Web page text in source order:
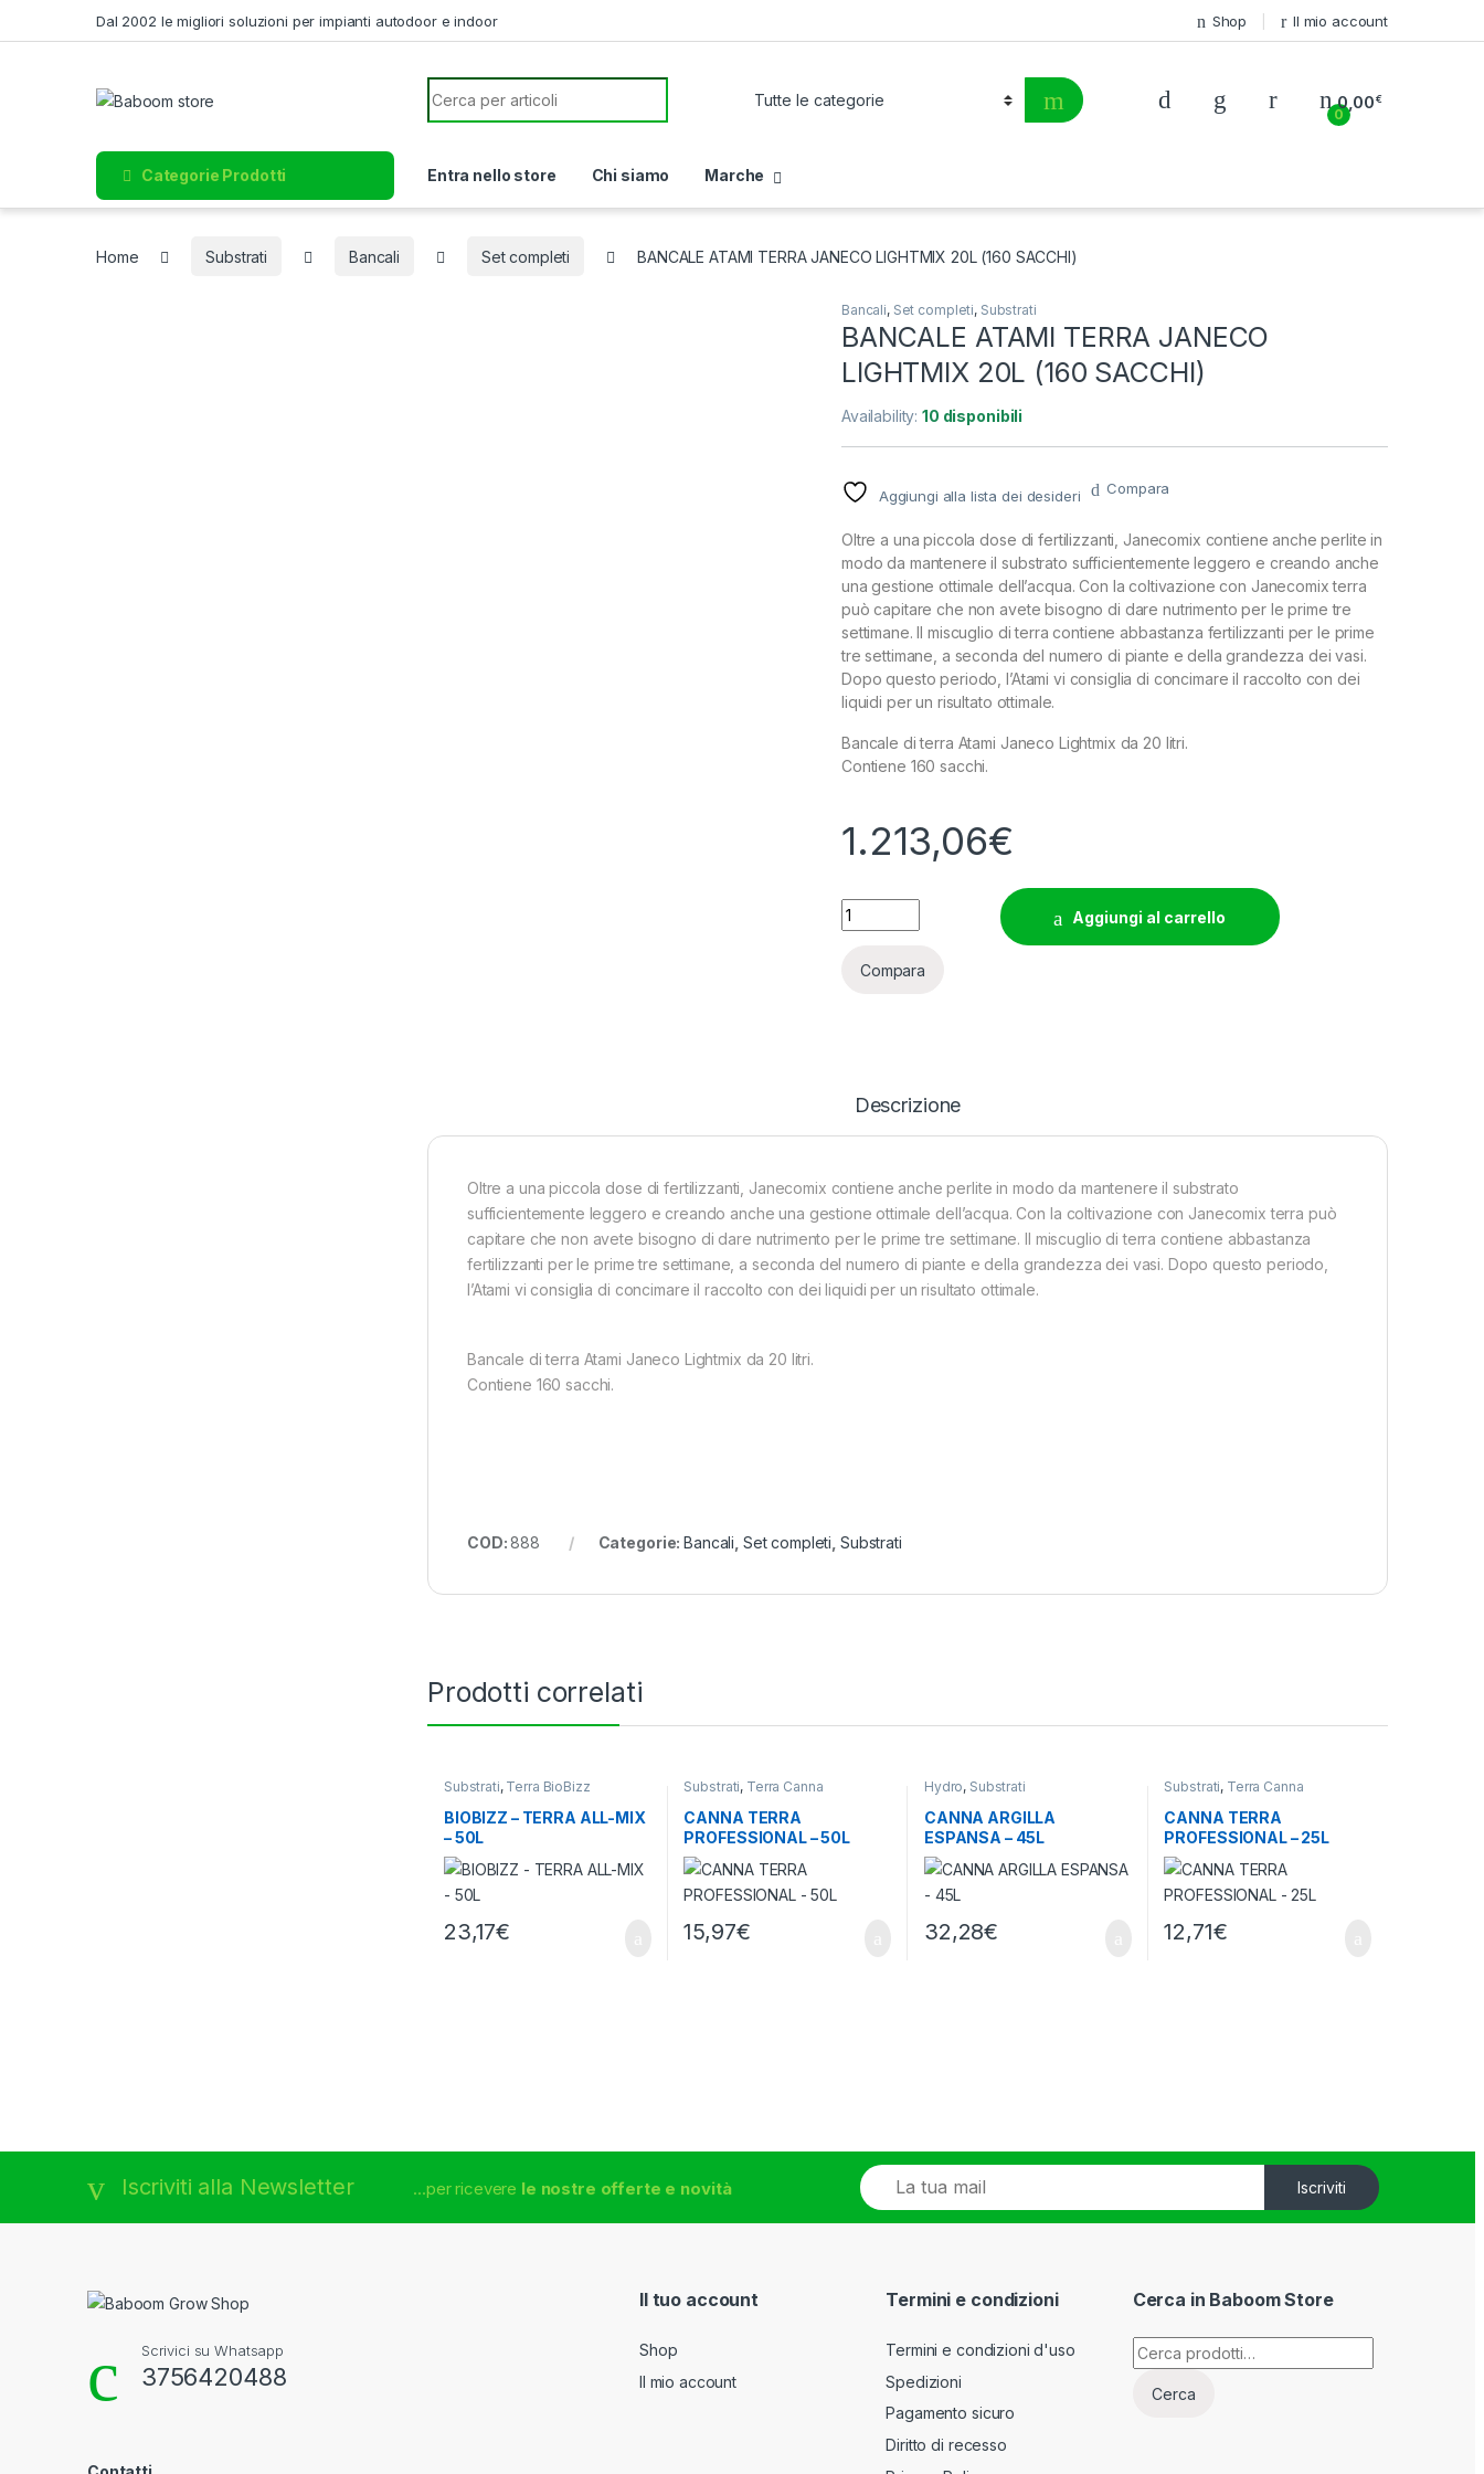
Dal 2002 le migliori soluzioni per impianti autodoor e indoor Shop Il mio account
Search for:
0
0,00€
Categorie Prodotti Entra nello store Chi siamo Marche
Home Substrati Bancali Set completi BANCALE ATAMI TERRA JANECO LIGHTMIX 20L (160 SACCHI)
Bancali, Set completi, Substrati
BANCALE ATAMI TERRA JANECO
LIGHTMIX 20L (160 SACCHI)
Availability:10 disponibili
Aggiungi alla lista dei desideri Compara
Oltre a una piccola dose di fertilizzanti, Janecomix contiene anche perlite in
modo da mantenere il substrato sufficientemente leggero e creando anche
una gestione ottimale dell’acqua. Con la coltivazione con Janecomix terra
può capitare che non avete bisogno di dare nutrimento per le prime tre
settimane. Il miscuglio di terra contiene abbastanza fertilizzanti per le prime
tre settimane, a seconda del numero di piante e della grandezza dei vasi.
Dopo questo periodo, l’Atami vi consiglia di concimare il raccolto con dei
liquidi per un risultato ottimale.
Bancale di terra Atami Janeco Lightmix da 20 litri.
Contiene 160 sacchi.
1.213,06€
BANCALE ATAMI TERRA JANECO LIGHTMIX 20L (160 SACCHI) quantity
Aggiungi al carrello
Compara
Descrizione
Oltre a una piccola dose di fertilizzanti, Janecomix contiene anche perlite in modo da mantenere il substrato
sufficientemente leggero e creando anche una gestione ottimale dell’acqua. Con la coltivazione con Janecomix terra può
capitare che non avete bisogno di dare nutrimento per le prime tre settimane. Il miscuglio di terra contiene abbastanza
fertilizzanti per le prime tre settimane, a seconda del numero di piante e della grandezza dei vasi. Dopo questo periodo,
l’Atami vi consiglia di concimare il raccolto con dei liquidi per un risultato ottimale.
Bancale di terra Atami Janeco Lightmix da 20 litri.
Contiene 160 sacchi.
COD:888 Categorie:Bancali Set completi Substrati
Prodotti correlati
Substrati, Terra BioBizz
BIOBIZZ – TERRA ALL-MIX
– 50L
23,17€
Substrati, Terra Canna
CANNA TERRA
PROFESSIONAL – 50L
15,97€
Hydro, Substrati
CANNA ARGILLA
ESPANSA – 45L
32,28€
Substrati, Terra Canna
CANNA TERRA
PROFESSIONAL – 25L
12,71€
Iscriviti alla Newsletter ...per ricevere le nostre offerte e novità
E
m
a
Iscriviti
Scrivici su Whatsapp
3756420488
Il tuo account
Shop
Il mio account
Termini e condizioni
Termini e condizioni d'uso
Spedizioni
Pagamento sicuro
Diritto di recesso
Cerca in Baboom Store
Cerca:
Cerca